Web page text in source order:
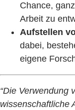
Chance,
Arbeit zu
Aufstellen
dabei,
eigene
“Die Verwendung
wissenschaftliche